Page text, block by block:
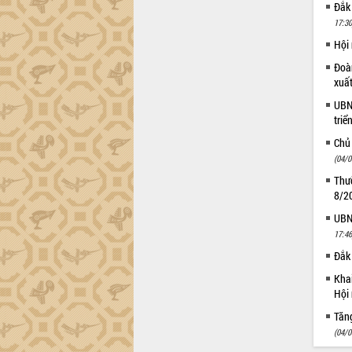
Hội
(04/
8/
Hội
(04/